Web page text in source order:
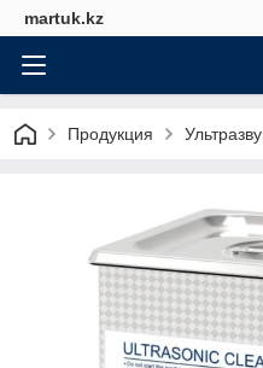
martuk.kz
Продукция